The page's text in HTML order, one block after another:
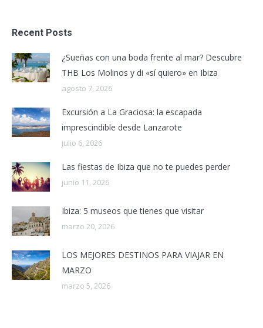
Recent Posts
¿Sueñas con una boda frente al mar? Descubre
THB Los Molinos y di «sí quiero» en Ibiza
agosto 7, 2026
Excursión a La Graciosa: la escapada
imprescindible desde Lanzarote
julio 6, 2026
Las fiestas de Ibiza que no te puedes perder
junio 11, 2026
Ibiza: 5 museos que tienes que visitar
marzo 20, 2026
LOS MEJORES DESTINOS PARA VIAJAR EN
MARZO
marzo 5, 2026